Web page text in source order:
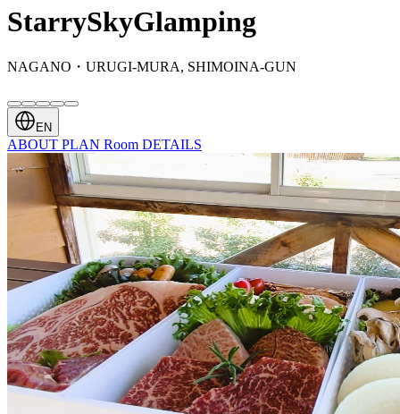
StarrySkyGlamping
NAGANO・URUGI-MURA, SHIMOINA-GUN
EN
ABOUT PLAN Room DETAILS